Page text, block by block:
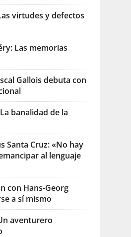
virtudes y defectos
Las memorias
Gallois debuta con
banalidad de la
Santa Cruz: «No hay
al lenguaje
con Hans-Georg
a sí mismo
aventurero